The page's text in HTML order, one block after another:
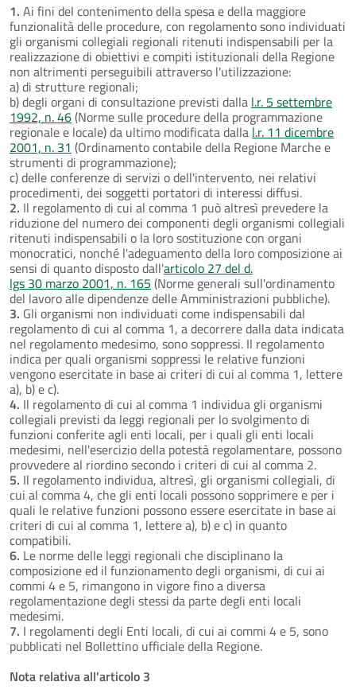
1. Ai fini del contenimento della spesa e della maggiore
funzionalità delle procedure, con regolamento sono individuati
gli organismi collegiali regionali ritenuti indispensabili per la
realizzazione di obiettivi e compiti istituzionali della Regione
non altrimenti perseguibili attraverso l'utilizzazione:
a) di strutture regionali;
b) degli organi di consultazione previsti dalla l.r. 5 settembre
1992, n. 46(Norme sulle procedure della programmazione
regionale e locale) da ultimo modificata dalla l.r. 11 dicembre
2001, n. 31 (Ordinamento contabile della Regione Marche e
strumenti di programmazione);
c) delle conferenze di servizi o dell'intervento, nei relativi
procedimenti, dei soggetti portatori di interessi diffusi.
2. Il regolamento di cui al comma 1 può altresì prevedere la
riduzione del numero dei componenti degli organismi collegiali
ritenuti indispensabili o la loro sostituzione con organi
monocratici, nonché l'adeguamento della loro composizione ai
sensi di quanto disposto dall'articolo 27 del d.
lgs 30 marzo 2001, n. 165 (Norme generali sull'ordinamento
del lavoro alle dipendenze delle Amministrazioni pubbliche).
3. Gli organismi non individuati come indispensabili dal
regolamento di cui al comma 1, a decorrere dalla data indicata
nel regolamento medesimo, sono soppressi. Il regolamento
indica per quali organismi soppressi le relative funzioni
vengono esercitate in base ai criteri di cui al comma 1, lettere
a), b) e c).
4. Il regolamento di cui al comma 1 individua gli organismi
collegiali previsti da leggi regionali per lo svolgimento di
funzioni conferite agli enti locali, per i quali gli enti locali
medesimi, nell'esercizio della potestà regolamentare, possono
provvedere al riordino secondo i criteri di cui al comma 2.
5. Il regolamento individua, altresì, gli organismi collegiali, di
cui al comma 4, che gli enti locali possono sopprimere e per i
quali le relative funzioni possono essere esercitate in base ai
criteri di cui al comma 1, lettere a), b) e c) in quanto
compatibili.
6. Le norme delle leggi regionali che disciplinano la
composizione ed il funzionamento degli organismi, di cui ai
commi 4 e 5, rimangono in vigore fino a diversa
regolamentazione degli stessi da parte degli enti locali
medesimi.
7. I regolamenti degli Enti locali, di cui ai commi 4 e 5, sono
pubblicati nel Bollettino ufficiale della Regione.
Nota relativa all'articolo 3